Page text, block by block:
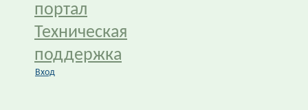
портал
Техническая
поддержка
Вход